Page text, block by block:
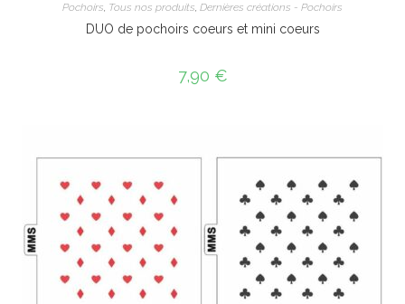
Pochoirs, Tous nos produits, Dernières créations - Pochoirs
DUO de pochoirs coeurs et mini coeurs
7,90 €